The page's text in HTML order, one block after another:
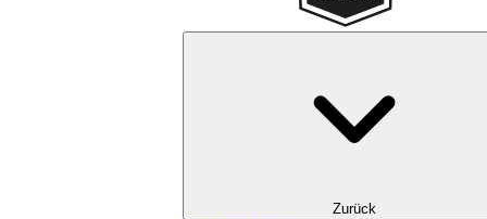
Zurück